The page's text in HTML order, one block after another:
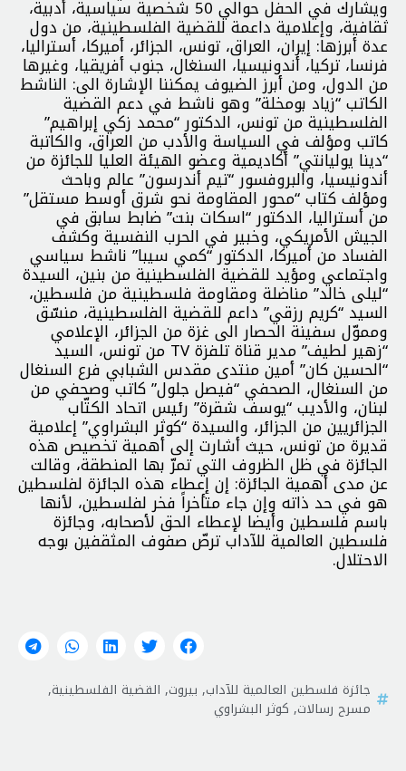
ويشارك في الحفل حوالي 50 شخصية سياسية، أدبية،
ثقافية، وإعلامية داعمة للقضية الفلسطينية، من دول
عدة أبرزها: إيران، العراق، تونس، الجزائر، أميركا، أستراليا،
فرنسا، تركيا، أندونيسيا، السنغال، جنوب أفريقيا، وغيرها
من الدول، ومن أبرز الضيوف يمكننا الإشارة الى: الناشط
الكاتب “زياد بومخلة” وهو ناشط في دعم القضية
الفلسطينية من تونس، الدكتور “محمد زكي إبراهيم”
كاتب ومؤلف في السياسة والأدب من العراق، والكاتبة
“دينا يوليانتي” أكاديمية وعضو الهيئة العليا للجائزة من
أندونيسيا، والبروفسور “تيم أندرسون” عالم وباحث
ومؤلف كتاب “محور المقاومة نحو شرق أوسط مستقل”
من أستراليا، الدكتور “اسكات بنت” ضابط سابق في
الجيش الأمريكي، وخبير في الحرب النفسية وكشف
الفساد من أميركا، الدكتور “كمي سيبا” ناشط سياسي
واجتماعي ومؤيد للقضية الفلسطينية من بنين، السيدة
“ليلى خالد” مناضلة ومقاومة فلسطينية من فلسطين،
السيد “كريم رزقي” داعم للقضية الفلسطينية، منسّق
ومموّل سفينة الحصار الى غزة من الجزائر، الإعلامي
“زهير لطيف” مدير قناة تلفزة TV من تونس، السيد
“الحسين كان” أمين منتدى مقدس الشبابي فرع السنغال
من السنغال، الصحفي “فيصل جلول” كاتب وصحفي من
لبنان، والأديب “يوسف شقرة” رئيس اتحاد الكتّاب
الجزائريين من الجزائر، والسيدة “كوثر البشراوي” إعلامية
قديرة من تونس، حيث أشارت إلى أهمية تخصيص هذه
الجائزة في ظل الظروف التي تمرّ بها المنطقة، وقالت
عن مدى أهمية الجائزة: إن إعطاء هذه الجائزة لفلسطين
هو في حد ذاته وإن جاء متأخراً فخر لفلسطين، لأنها
باسم فلسطين وأيضا لإعطاء الحق لأصحابه، وجائزة
فلسطين العالمية للآداب ترصّ صفوف المثقفين بوجه
الاحتلال.
جائزة فلسطين العالمية للآداب, بيروت, القضية الفلسطينية,
مسرح رسالات, كوثر البشراوي